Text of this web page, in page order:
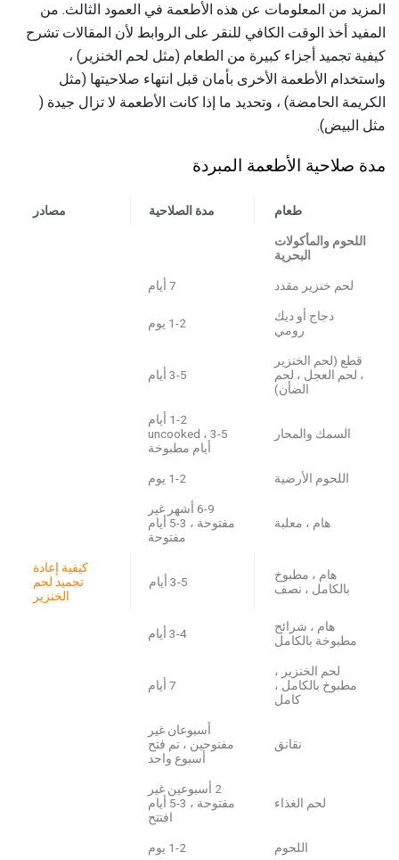
المزيد من المعلومات عن هذه الأطعمة في العمود الثالث. من
المفيد أخذ الوقت الكافي للنقر على الروابط لأن المقالات تشرح
كيفية تجميد أجزاء كبيرة من الطعام (مثل لحم الخنزير) ،
واستخدام الأطعمة الأخرى بأمان قبل انتهاء صلاحيتها (مثل
الكريمة الحامضة) ، وتحديد ما إذا كانت الأطعمة لا تزال جيدة (
مثل البيض).
مدة صلاحية الأطعمة المبردة
طعام مدة الصلاحية مصادر
اللحوم والمأكولات
البحرية
لحم خنزير مقدد 7 أيام
دجاج أو ديك
رومي
1-2 يوم
قطع (لحم الخنزير
، لحم العجل ، لحم
الضأن)
3-5 أيام
السمك والمحار
1-2 أيام
uncooked ، 3-5
أيام مطبوخة
اللحوم الأرضية 1-2 يوم
هام ، معلبة
6-9 أشهر غير
مفتوحة ، 3-5 أيام
مفتوحة
هام ، مطبوخ
بالكامل ، نصف
3-5 أيام
كيفية إعادة
تجميد لحم
الخنزير
هام ، شرائح
مطبوخة بالكامل
3-4 أيام
لحم الخنزير ،
مطبوخ بالكامل ،
كامل
7 أيام
نقانق
أسبوعان غير
مفتوحين ، تم فتح
أسبوع واحد
لحم الغذاء
2 أسبوعين غير
مفتوحة ، 3-5 أيام
افتتح
اللحوم 1-2 يوم